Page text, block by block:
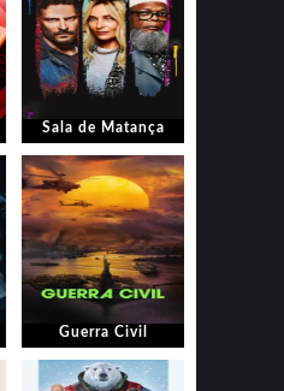
Sala de Matança
Guerra Civil